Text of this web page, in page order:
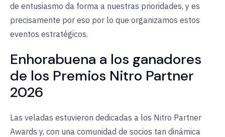
de entusiasmo da forma a nuestras prioridades, y es
precisamente por eso por lo que organizamos estos
eventos estratégicos.
Enhorabuena a los ganadores
de los Premios Nitro Partner
2026
Las veladas estuvieron dedicadas a los Nitro Partner
Awards y, con una comunidad de socios tan dinámica